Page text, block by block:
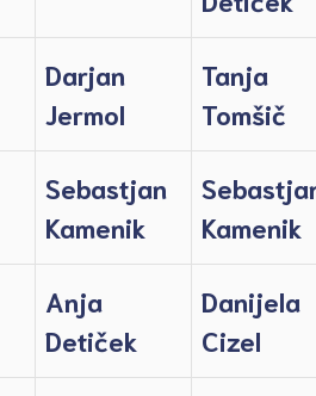
Darjan
Jermol
Tanja
Tomšič
Sebastjan
Kamenik
Kamenik
Anja
Detiček
Danijela
Cizel